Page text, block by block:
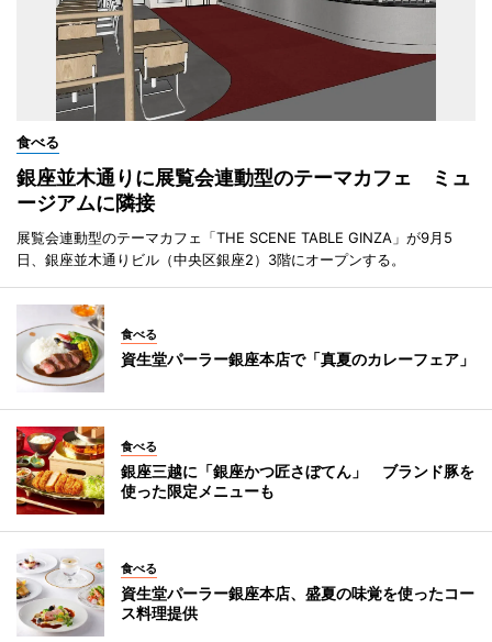
食べる
銀座並木通りに展覧会連動型のテーマカフェ ミュ
ージアムに隣接
展覧会連動型のテーマカフェ「THE SCENE TABLE GINZA」が9月5
日、銀座並木通りビル（中央区銀座2）3階にオープンする。
食べる
資生堂パーラー銀座本店で「真夏のカレーフェア」
食べる
銀座三越に「銀座かつ匠さぼてん」 ブランド豚を
使った限定メニューも
食べる
資生堂パーラー銀座本店、盛夏の味覚を使ったコー
ス料理提供